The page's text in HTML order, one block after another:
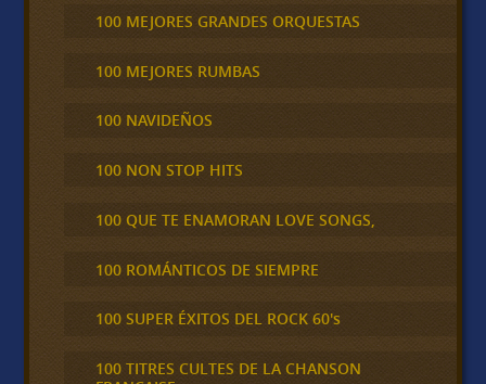
100 MEJORES GRANDES ORQUESTAS
100 MEJORES RUMBAS
100 NAVIDEÑOS
100 NON STOP HITS
100 QUE TE ENAMORAN LOVE SONGS,
100 ROMÁNTICOS DE SIEMPRE
100 SUPER ÉXITOS DEL ROCK 60's
100 TITRES CULTES DE LA CHANSON